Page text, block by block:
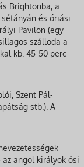
Brightonba, a
és óriási
Pavilon (egy
szálloda a
kb. 45-50 perc
Szent Pál-
stb.). A
angol királyok ősi